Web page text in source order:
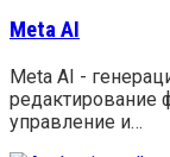
Meta AI
Meta AI -
редактирование
управление и…